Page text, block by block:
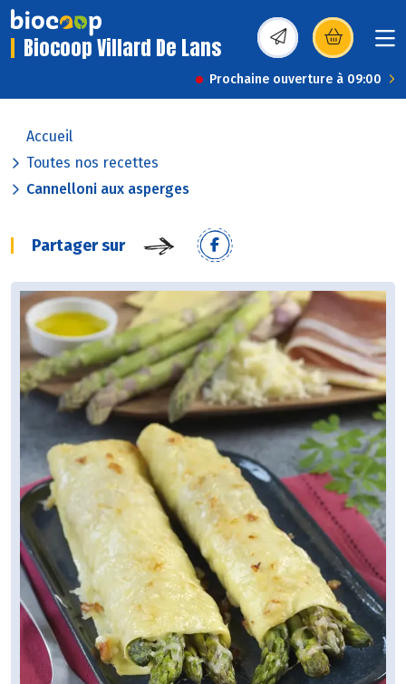
Biocoop Villard De Lans (s’ouvre dans une
Prochaine ouverture à 09:00
Accueil
Toutes nos recettes
Cannelloni aux asperges
Partager sur